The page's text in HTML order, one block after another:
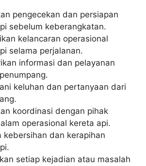
pengecekan dan persiapan
sebelum keberangkatan.
kelancaran operasional
selama perjalanan.
informasi dan pelayanan
keluhan dan pertanyaan dari
koordinasi dengan pihak
operasional kereta api.
kebersihan dan kerapihan
setiap kejadian atau masalah